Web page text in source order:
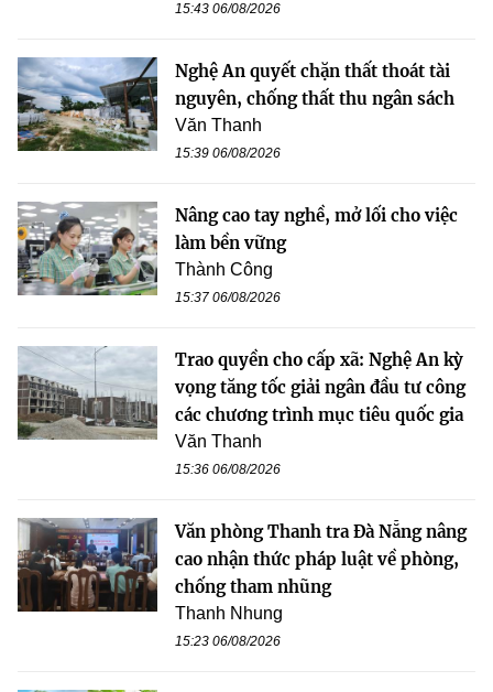
15:43 06/08/2026
Nghệ An quyết chặn thất thoát tài
nguyên, chống thất thu ngân sách
Văn Thanh
15:39 06/08/2026
Nâng cao tay nghề, mở lối cho việc
làm bền vững
Thành Công
15:37 06/08/2026
Trao quyền cho cấp xã: Nghệ An kỳ
vọng tăng tốc giải ngân đầu tư công
các chương trình mục tiêu quốc gia
Văn Thanh
15:36 06/08/2026
Văn phòng Thanh tra Đà Nẵng nâng
cao nhận thức pháp luật về phòng,
chống tham nhũng
Thanh Nhung
15:23 06/08/2026